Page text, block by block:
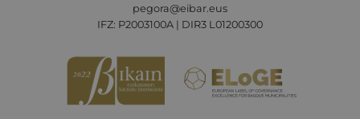
pegora@eibar.eus
IFZ: P2003100A | DIR3 L01200300